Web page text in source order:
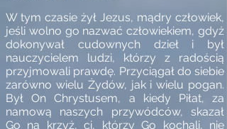
W tym czasie żył Jezus, mądry człowiek,
jeśli wolno go nazwać człowiekiem, gdyż
dokonywał cudownych dzieł i był
nauczycielem ludzi, którzy z radością
przyjmowali prawdę. Przyciągał do siebie
zarówno wielu Żydów, jak i wielu pogan.
Był On Chrystusem, a kiedy Piłat, za
namową naszych przywódców, skazał
Go na krzyż, ci, którzy Go kochali, nie